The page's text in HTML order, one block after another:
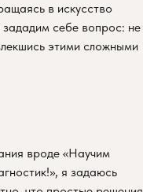
в искусство
себе вопрос: не
этими сложными
вроде «Научим
я задаюсь